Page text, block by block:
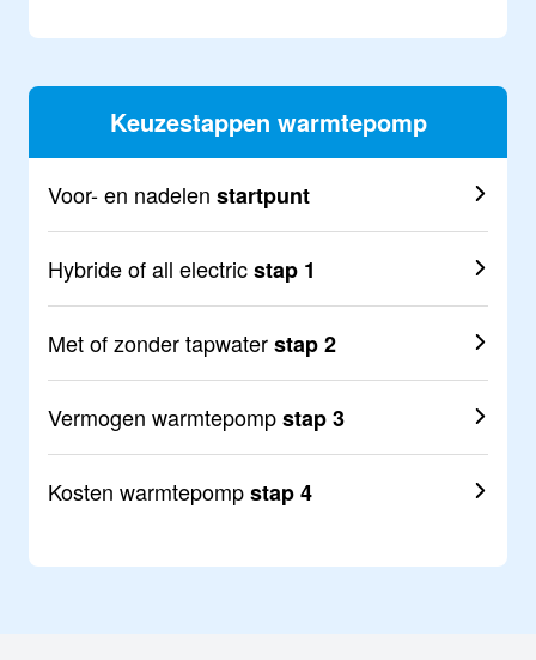
Keuzestappen warmtepomp
Voor- en nadelen startpunt
Hybride of all electricstap 1
Met of zonder tapwaterstap 2
Vermogen warmtepompstap 3
Kosten warmtepompstap 4